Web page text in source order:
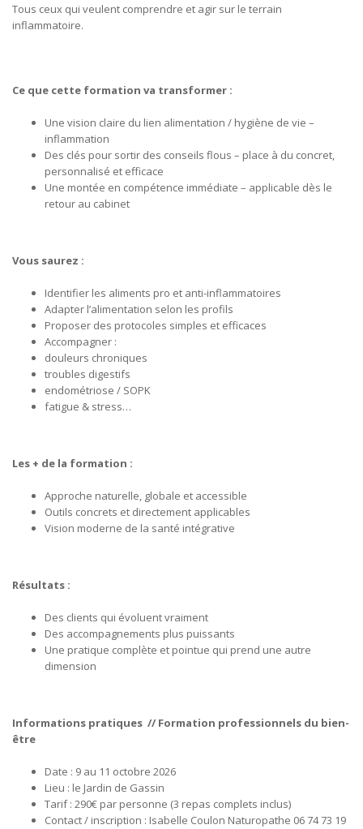
Tous ceux qui veulent comprendre et agir sur le terrain
inflammatoire.
Ce que cette formation va transformer :
Une vision claire du lien alimentation / hygiène de vie –
inflammation
Des clés pour sortir des conseils flous – place à du concret,
personnalisé et efficace
Une montée en compétence immédiate – applicable dès le
retour au cabinet
Vous saurez :
Identifier les aliments pro et anti-inflammatoires
Adapter l’alimentation selon les profils
Proposer des protocoles simples et efficaces
Accompagner :
douleurs chroniques
troubles digestifs
endométriose / SOPK
fatigue & stress…
Les + de la formation :
Approche naturelle, globale et accessible
Outils concrets et directement applicables
Vision moderne de la santé intégrative
Résultats :
Des clients qui évoluent vraiment
Des accompagnements plus puissants
Une pratique complète et pointue qui prend une autre
dimension
Informations pratiques // Formation professionnels du bien-
être
Date : 9 au 11 octobre 2026
Lieu : le Jardin de Gassin
Tarif : 290€ par personne (3 repas complets inclus)
Contact / inscription : Isabelle Coulon Naturopathe 06 74 73 19